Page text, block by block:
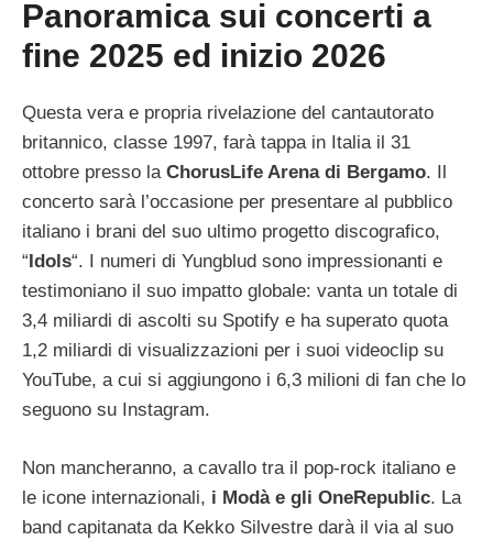
Panoramica sui concerti a
fine 2025 ed inizio 2026
Questa vera e propria rivelazione del cantautorato
britannico, classe 1997, farà tappa in Italia il 31
ottobre presso la ChorusLife Arena di Bergamo. Il
concerto sarà l’occasione per presentare al pubblico
italiano i brani del suo ultimo progetto discografico,
“ Idols“. I numeri di Yungblud sono impressionanti e
testimoniano il suo impatto globale: vanta un totale di
3,4 miliardi di ascolti su Spotify e ha superato quota
1,2 miliardi di visualizzazioni per i suoi videoclip su
YouTube, a cui si aggiungono i 6,3 milioni di fan che lo
seguono su Instagram.
Non mancheranno, a cavallo tra il pop-rock italiano e
le icone internazionali, i Modà e gli OneRepublic. La
band capitanata da Kekko Silvestre darà il via al suo